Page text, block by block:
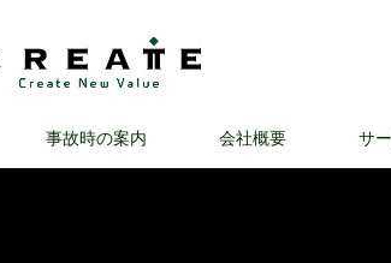
事故時の案内 会社概要 サ